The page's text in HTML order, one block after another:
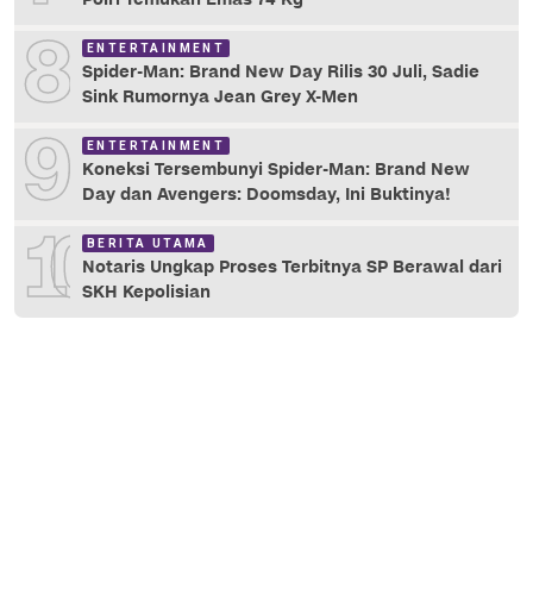
8 ENTERTAINMENT
Spider-Man: Brand New Day Rilis 30 Juli, Sadie
Sink Rumornya Jean Grey X-Men
9 ENTERTAINMENT
Koneksi Tersembunyi Spider-Man: Brand New
Day dan Avengers: Doomsday, Ini Buktinya!
10 BERITA UTAMA
Notaris Ungkap Proses Terbitnya SP Berawal dari
SKH Kepolisian